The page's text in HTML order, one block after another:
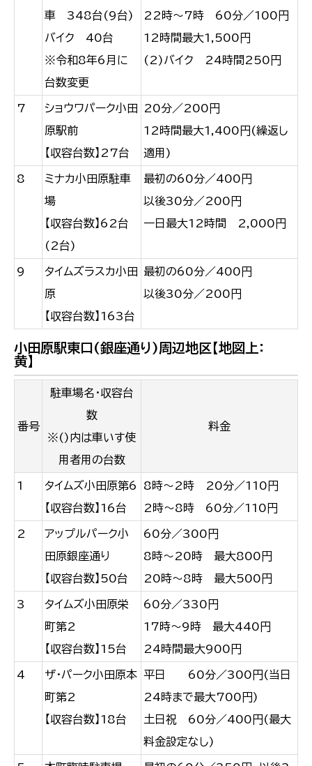
車 348台(9台)
バイク 40台
※令和8年6月に
台数変更
22時～7時 60分／100円
12時間最大1,500円
(2)バイク 24時間250円
7
ショウワパーク小田
原駅前
【収容台数】27台
20分／200円
12時間最大1,400円(繰返し
適用)
8
ミナカ小田原駐車
場
【収容台数】62台
(2台)
最初の60分／400円
以後30分／200円
一日最大12時間 2,000円
9
タイムズラスカ小田
原
【収容台数】163台
最初の60分／400円
以後30分／200円
小田原駅東口(銀座通り)周辺地区【地図上：
黄】
番号
駐車場名・収容台
数
※()内は車いす使
用者用の台数
料金
1
タイムズ小田原第6
【収容台数】16台
8時～2時 20分／110円
2時～8時 60分／110円
2
アップルパーク小
田原銀座通り
【収容台数】50台
60分／300円
8時～20時 最大800円
20時～8時 最大500円
3
タイムズ小田原栄
町第2
【収容台数】15台
60分／330円
17時～9時 最大440円
24時間最大900円
4
ザ・パーク小田原本
町第2
【収容台数】18台
平日 60分／300円(当日
24時まで最大700円)
土日祝 60分／400円(最大
料金設定なし)